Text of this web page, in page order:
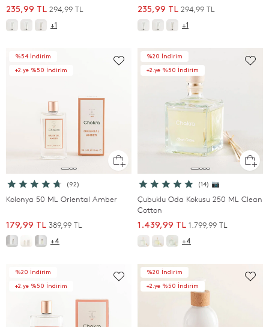
235,99 TL 294,99 TL
+1
235,99 TL 294,99 TL
+1
%54 İndirim
+2.ye %50 İndirim
(92)
Kolonya 50 ML Oriental Amber
179,99 TL 389,99 TL
+4
%20 İndirim
+2.ye %50 İndirim
(14) 📷
Çubuklu Oda Kokusu 250 ML Clean
Cotton
1.439,99 TL 1.799,99 TL
+4
%20 İndirim
+2.ye %50 İndirim
%20 İndirim
+2.ye %50 İndirim